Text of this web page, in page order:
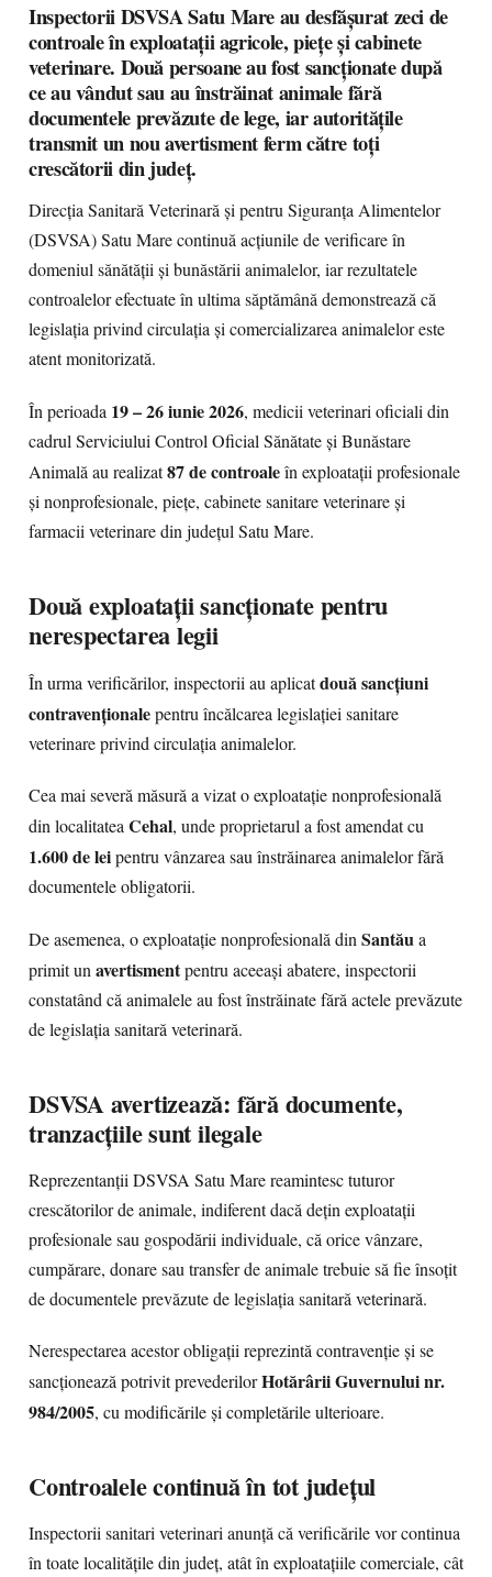
Inspectorii DSVSA Satu Mare au desfășurat zeci de
controale în exploatații agricole, piețe și cabinete
veterinare. Două persoane au fost sancționate după
ce au vândut sau au înstrăinat animale fără
documentele prevăzute de lege, iar autoritățile
transmit un nou avertisment ferm către toți
crescătorii din județ.
Direcția Sanitară Veterinară și pentru Siguranța Alimentelor
(DSVSA) Satu Mare continuă acțiunile de verificare în
domeniul sănătății și bunăstării animalelor, iar rezultatele
controalelor efectuate în ultima săptămână demonstrează că
legislația privind circulația și comercializarea animalelor este
atent monitorizată.
În perioada 19 – 26 iunie 2026, medicii veterinari oficiali din
cadrul Serviciului Control Oficial Sănătate și Bunăstare
Animală au realizat87 de controaleîn exploatații profesionale
și nonprofesionale, piețe, cabinete sanitare veterinare și
farmacii veterinare din județul Satu Mare.
Două exploatații sancționate pentru
nerespectarea legii
În urma verificărilor, inspectorii au aplicatdouă sancțiuni
contravenționalepentru încălcarea legislației sanitare
veterinare privind circulația animalelor.
Cea mai severă măsură a vizat o exploatație nonprofesională
din localitateaCehal, unde proprietarul a fost amendat cu
1.600 de leipentru vânzarea sau înstrăinarea animalelor fără
documentele obligatorii.
De asemenea, o exploatație nonprofesională dinSantăua
primit unavertismentpentru aceeași abatere, inspectorii
constatând că animalele au fost înstrăinate fără actele prevăzute
de legislația sanitară veterinară.
DSVSA avertizează: fără documente,
tranzacțiile sunt ilegale
Reprezentanții DSVSA Satu Mare reamintesc tuturor
crescătorilor de animale, indiferent dacă dețin exploatații
profesionale sau gospodării individuale, că orice vânzare,
cumpărare, donare sau transfer de animale trebuie să fie însoțit
de documentele prevăzute de legislația sanitară veterinară.
Nerespectarea acestor obligații reprezintă contravenție și se
sancționează potrivit prevederilorHotărârii Guvernului nr.
984/2005, cu modificările și completările ulterioare.
Controalele continuă în tot județul
Inspectorii sanitari veterinari anunță că verificările vor continua
în toate localitățile din județ, atât în exploatațiile comerciale, cât